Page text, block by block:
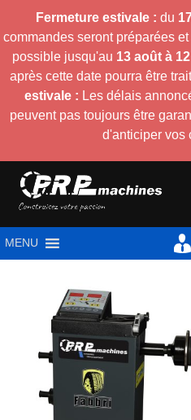
Fermeture estivale : du
commandes seront préparées
possible jusqu'au 13 août à
après cette date pourra être
estivale : Les délais
peuvent pas toujours être
d'anticiper vos
MENU